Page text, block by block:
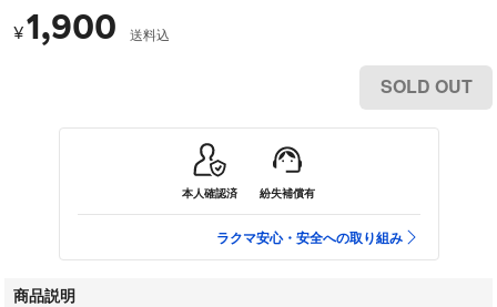
¥1,900 送料込
SOLD OUT
本人確認済 紛失補償有
ラクマ安心・安全への取り組み
商品説明